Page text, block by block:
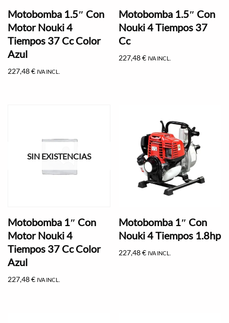
Motobomba 1.5″ Con
Motor Nouki 4
Tiempos 37 Cc Color
Azul
227,48€ IVA INCL.
Motobomba 1.5″ Con
Nouki 4 Tiempos 37
Cc
227,48€ IVA INCL.
SIN EXISTENCIAS
Motobomba 1″ Con
Motor Nouki 4
Tiempos 37 Cc Color
Azul
227,48€ IVA INCL.
Motobomba 1″ Con
Nouki 4 Tiempos 1.8hp
227,48€ IVA INCL.